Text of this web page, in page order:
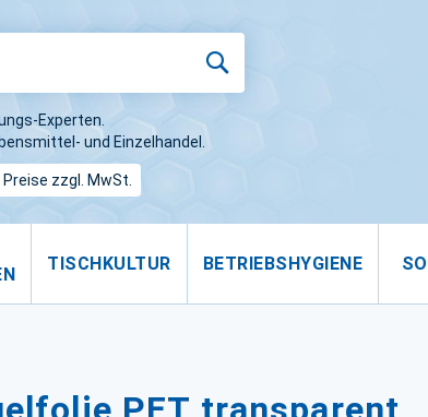
Experten.
und Einzelhandel.
Preise zzgl. MwSt.
TISCHKULTUR BETRIEBSHYGIENE